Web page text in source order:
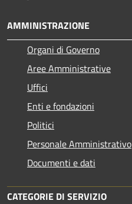
AMMINISTRAZIONE
Organi di Governo
Aree Amministrative
Uffici
Enti e fondazioni
Politici
Personale Amministrativo
Documenti e dati
CATEGORIE DI SERVIZIO